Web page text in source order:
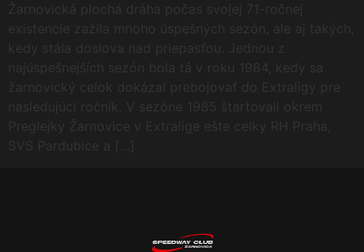
Žarnovická plochá dráha počas svojej 71-ročnej
existencie zažila mnoho úspešných sezón, ale aj takých,
kedy stála doslova nad priepasťou. Jednou z
najúspešnejších sezón bola tá v roku 1984, kedy sa
žarnovický celok dokázal prebojovať do Extraligy pre
nasledujúci ročník. V sezóne 1985 štartovali okrem
Preglejky Žarnovice v Extralige ešte celky RH Praha,
SVS Pardubice a […]